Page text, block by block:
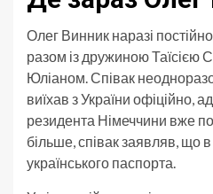
Олег Винник наразі
разом із дружиною Таїсією
Юліаном. Співак
виїхав з України офіційно,
резидента Німеччини вже
більше, співак заявляв, що
українського паспорта.